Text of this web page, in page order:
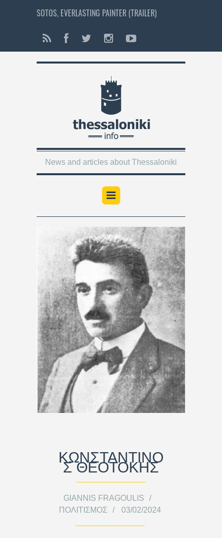
SOTOS, EVERLASTING PAINTER (TRAILER)
News and articles about Thessaloniki
ΚΩΝΣΤΑΝΤΙΝΟ
Σ ΘΕΟΤΟΚΗΣ
GIANNIS FRAGOULIS
ΠΟΛΙΤΙΣΜΌΣ
03/02/2024